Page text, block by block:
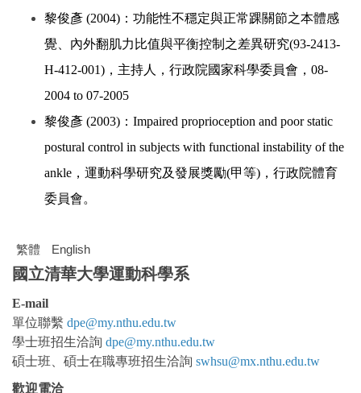
黎俊彥 (2004)：功能性不穩定與正常踝關節之本體感
覺、內外翻肌力比值與平衡控制之差異研究(93-2413-
H-412-001)，主持人，行政院國家科學委員會，08-
2004 to 07-2005
黎俊彥 (2003)：Impaired proprioception and poor static
postural control in subjects with functional instability of the
ankle，運動科學研究及發展獎勵(甲等)，行政院體育
委員會。
繁體 English
國立清華大學運動科學系
E-mail
單位聯繫 dpe@my.nthu.edu.tw
學士班招生洽詢 dpe@my.nthu.edu.tw
碩士班、碩士在職專班招生洽詢 swhsu@mx.nthu.edu.tw
歡迎電洽